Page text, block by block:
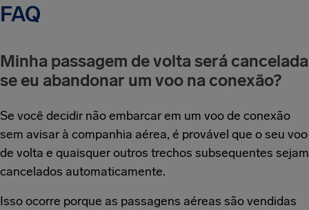
FAQ
Minha passagem de volta será cancelada
se eu abandonar um voo na conexão?
Se você decidir não embarcar em um voo de conexão
sem avisar à companhia aérea, é provável que o seu voo
de volta e quaisquer outros trechos subsequentes sejam
cancelados automaticamente.
Isso ocorre porque as passagens aéreas são vendidas